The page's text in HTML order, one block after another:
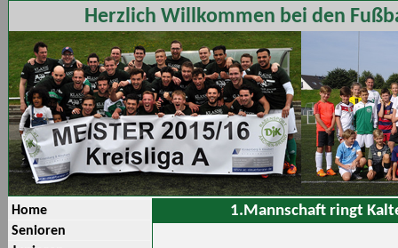
Herzlich Willkommen bei den
Home
Senioren
1.Mannschaft ringt